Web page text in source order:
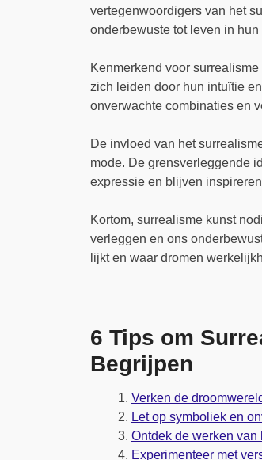
vertegenwoordigers van het
onderbewuste tot leven in hun
Kenmerkend voor
zich leiden door hun intuïtie
onverwachte combinaties en
De invloed van het
mode. De grensverleggende
expressie en blijven
Kortom, surrealisme kunst
verleggen en ons
lijkt en waar dromen
6 Tips om
Begrijpen
Verken de
Let op symboliek en
Ontdek de werken
Experimenteer met